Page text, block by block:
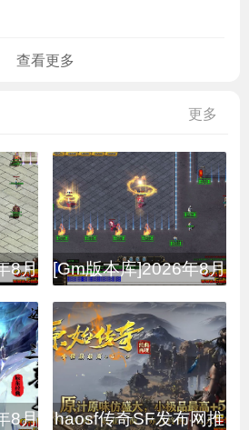
查看更多
更多
8月 [Gm版本库]2026年8月
8月 haosf传奇SF发布网推